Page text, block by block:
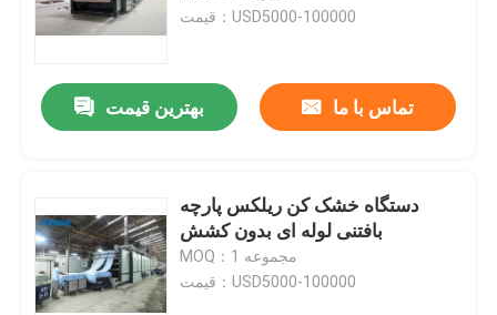
قیمت：USD5000-100000
بهترین قیمت تماس با ما
دستگاه خشک کن ریلکس پارچه
بافتنی لوله ای بدون کشش
MOQ：1 مجموعه
قیمت：USD5000-100000